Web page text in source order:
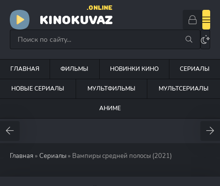
KINOKUVAZ
.ONLINE
ГЛАВНАЯ ФИЛЬМЫ НОВИНКИ КИНО СЕРИАЛЫ
НОВЫЕ СЕРИАЛЫ МУЛЬТФИЛЬМЫ МУЛЬТСЕРИАЛЫ
АНИМЕ
Главная » Сериалы » Вампиры средней полосы (2021)